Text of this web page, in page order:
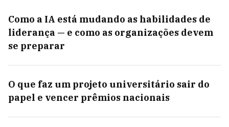
Como a IA está mudando as habilidades de
liderança — e como as organizações devem
se preparar
O que faz um projeto universitário sair do
papel e vencer prêmios nacionais